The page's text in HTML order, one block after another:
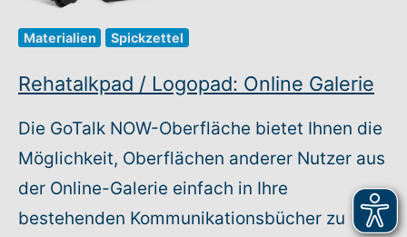
Materialien Spickzettel
Rehatalkpad / Logopad: Online Galerie
Die GoTalk NOW-Oberfläche bietet Ihnen die
Möglichkeit, Oberflächen anderer Nutzer aus
der Online-Galerie einfach in Ihre
bestehenden Kommunikationsbücher zu